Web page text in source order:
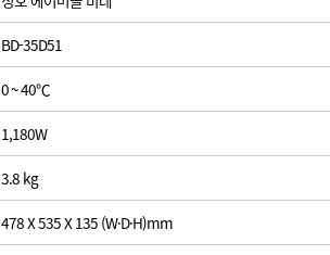
BD-35D51
0 ~ 40℃
1,180W
3.8 kg
478 X 535 X 135 (W·D·H)mm